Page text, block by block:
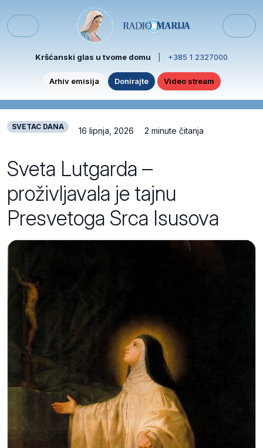
Menu
Kršćanski glas u tvome domu +385 1 2327000
Arhiv emisija Donirajte Video stream
SVETAC DANA 16 lipnja, 2026 2 minute čitanja
Sveta Lutgarda –
proživljavala je tajnu
Presvetoga Srca Isusova